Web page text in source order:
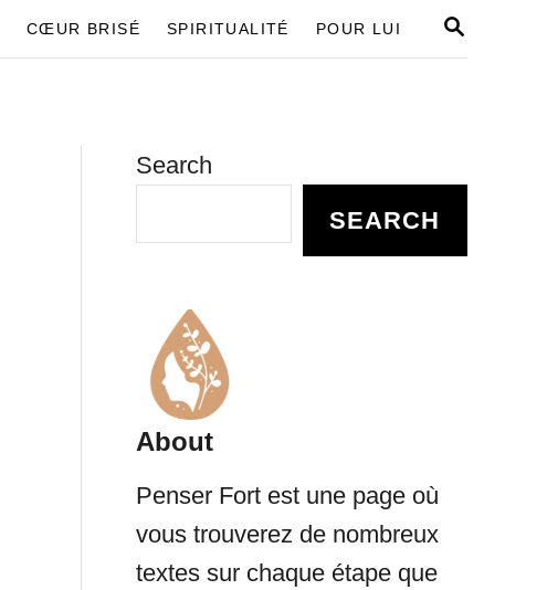
S
CŒUR BRISÉ SPIRITUALITÉ POUR LUI
Search
SEARCH
About
Penser Fort est une page où
vous trouverez de nombreux
textes sur chaque étape que